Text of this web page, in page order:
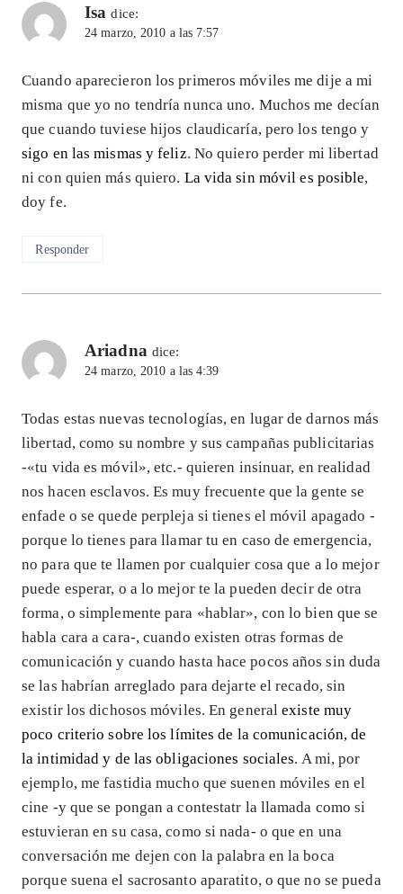
Isa dice:
24 marzo, 2010 a las 7:57
Cuando aparecieron los primeros móviles me dije a mi
misma que yo no tendría nunca uno. Muchos me decían
que cuando tuviese hijos claudicaría, pero los tengo y
sigo en las mismas y feliz. No quiero perder mi libertad
ni con quien más quiero. La vida sin móvil es posible,
doy fe.
Responder
Ariadna dice:
24 marzo, 2010 a las 4:39
Todas estas nuevas tecnologías, en lugar de darnos más
libertad, como su nombre y sus campañas publicitarias
-«tu vida es móvil», etc.- quieren insinuar, en realidad
nos hacen esclavos. Es muy frecuente que la gente se
enfade o se quede perpleja si tienes el móvil apagado -
porque lo tienes para llamar tu en caso de emergencia,
no para que te llamen por cualquier cosa que a lo mejor
puede esperar, o a lo mejor te la pueden decir de otra
forma, o simplemente para «hablar», con lo bien que se
habla cara a cara-, cuando existen otras formas de
comunicación y cuando hasta hace pocos años sin duda
se las habrían arreglado para dejarte el recado, sin
existir los dichosos móviles. En generalexiste muy
poco criterio sobre los límites de la comunicación, de
la intimidad y de las obligaciones sociales. A mi, por
ejemplo, me fastidia mucho que suenen móviles en el
cine -y que se pongan a contestatr la llamada como si
estuvieran en su casa, como si nada- o que en una
conversación me dejen con la palabra en la boca
porque suena el sacrosanto aparatito, o que no se pueda